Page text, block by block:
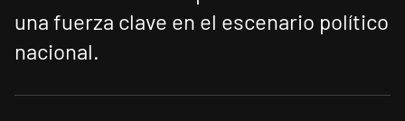
una fuerza clave en el escenario político
nacional.